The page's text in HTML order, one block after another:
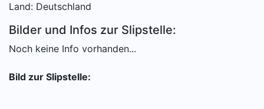
Land: Deutschland
Bilder und Infos zur Slipstelle:
Noch keine Info vorhanden...
Bild zur Slipstelle: